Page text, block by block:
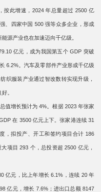
按此增速，2024 年总量超过 2500 亿
、四家中国 500 强等众多企业，形成
源产业也在加速迈向千亿级。
亿元，成为我国第五个 GDP 突破
6.2%。汽车及零部件产业形成千亿级
织服装产业通过智改数转实现升级，
。
值增长预计为 4%。根据 2023 年张家
在 3500 亿元上下。张家港连续 31
，拟投产、开工和签约项目合计 186
项目 293 个，总投资超 2500 亿元，
亿元，比上年增长 6.1%，连续 20 年
亿元，增长 7.6%；进出口总额 8147